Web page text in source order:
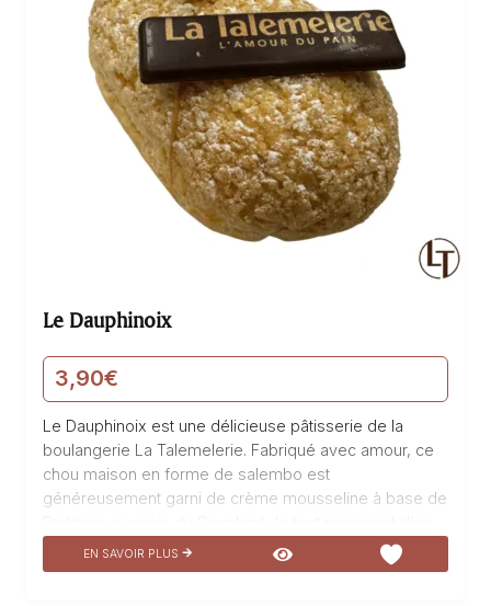
Le Dauphinoix
3,90€
Le Dauphinoix est une délicieuse pâtisserie de la
boulangerie La Talemelerie. Fabriqué avec amour, ce
chou maison en forme de salembo est
généreusement garni de crème mousseline à base de
crumble croustillant. Un véritable chef-d’œuvre de
saveurs locales qui ravira vos papilles à chaque
EN SAVOIR PLUS